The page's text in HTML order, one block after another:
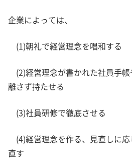
企業によっては、
(1)朝礼で経営理念を唱和する
(2)経営理念が書かれた社員手
離さず持たせる
(3)社員研修で徹底させる
(4)経営理念を作る、見直しに
直す